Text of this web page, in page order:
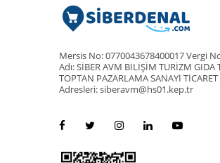
Mersis No: 0770043678400017 Vergi
Adı: SİBER AVM BİLİŞİM TURİZM GIDA
TOPTAN PAZARLAMA SANAYİ
Adresleri: siberavm@hs01.kep.tr